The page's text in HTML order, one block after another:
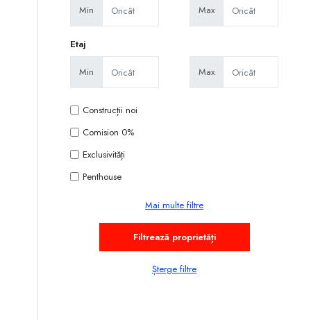
Min Max
Etaj
Min Max
Construcții noi
Comision 0%
Exclusivități
Penthouse
Mai multe filtre
Șterge filtre